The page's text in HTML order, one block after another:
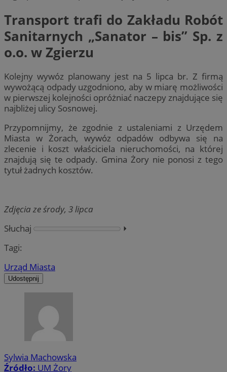
Transport trafi do Zakładu Robót
Sanitarnych „Sanator – bis” Sp. z
o.o. w Zgierzu
Kolejny wywóz planowany jest na 5 lipca br. Z firmą
wywożącą odpady uzgodniono, aby w miarę możliwości
w pierwszej kolejności opróżniać naczepy znajdujące się
najbliżej ulicy Sosnowej.
Przypomnijmy, że zgodnie z ustaleniami z Urzędem
Miasta w Żorach, wywóz odpadów odbywa się na
zlecenie i koszt właściciela nieruchomości, na której
znajdują się te odpady. Gmina Żory nie ponosi z tego
tytuł żadnych kosztów.
Zdjęcia ze środy, 3 lipca
Słuchaj
⏵︎
Tagi:
Urząd Miasta
Udostępnij
Sylwia Machowska
Źródło: UM Żory